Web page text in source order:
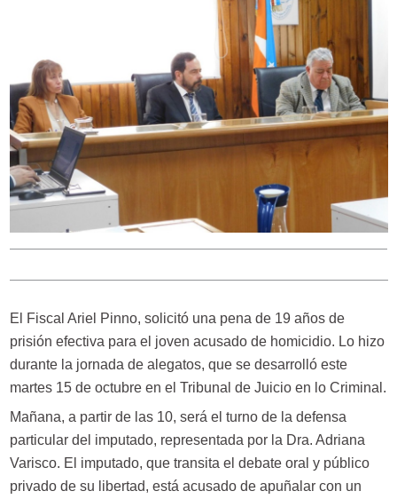
El Fiscal Ariel Pinno, solicitó una pena de 19 años de
prisión efectiva para el joven acusado de homicidio. Lo hizo
durante la jornada de alegatos, que se desarrolló este
martes 15 de octubre en el Tribunal de Juicio en lo Criminal.
Mañana, a partir de las 10, será el turno de la defensa
particular del imputado, representada por la Dra. Adriana
Varisco. El imputado, que transita el debate oral y público
privado de su libertad, está acusado de apuñalar con un